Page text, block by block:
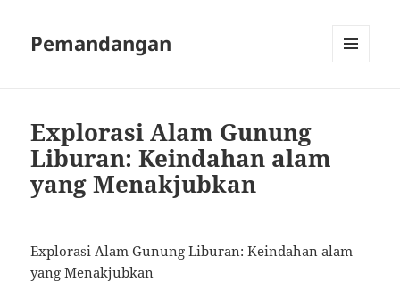
Pemandangan
Explorasi Alam Gunung
Liburan: Keindahan alam
yang Menakjubkan
Explorasi Alam Gunung Liburan: Keindahan alam
yang Menakjubkan